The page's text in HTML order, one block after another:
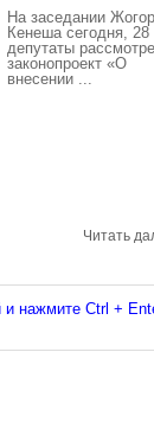
На заседании
Кенеша сегодня, 28
депутаты
законопроект «О
внесении ...
Читать
нажмите Ctrl +